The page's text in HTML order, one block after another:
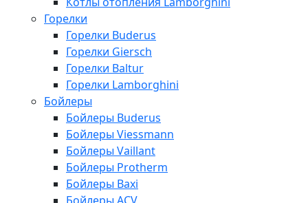
Горелки
Горелки Buderus
Горелки Giersch
Горелки Baltur
Горелки Lamborghini
Бойлеры
Бойлеры Buderus
Бойлеры Viessmann
Бойлеры Vaillant
Бойлеры Protherm
Бойлеры Baxi